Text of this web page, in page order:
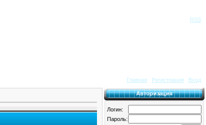
RSS
Главная Регистрация Вход
Авторизация
Логин:
Пароль: